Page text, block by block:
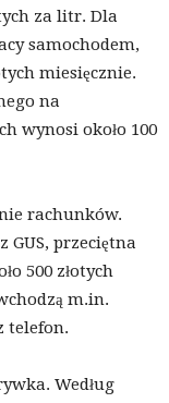
za litr. Dla
samochodem,
miesięcznie.
na
wynosi około 100
rachunków.
GUS, przeciętna
500 złotych
m.in.
telefon.
Według